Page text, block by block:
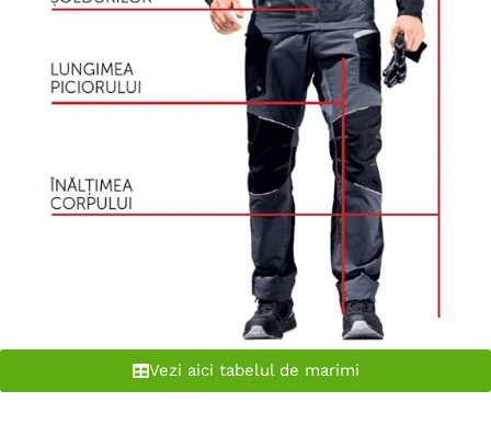
Vezi aici tabelul de marimi